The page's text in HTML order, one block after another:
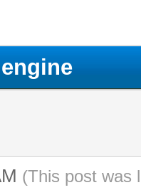
(This post was